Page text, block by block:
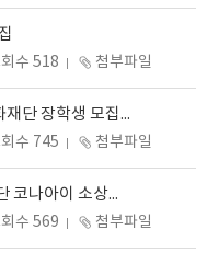
수 518 첨부파일
[교외장학] 2026학년도 2학기 해성문화재단 장학생 모집 (~07.30.(목)까지)
수 745 첨부파일
[교외장학] 2026년 화성시인재육성재단 코나아이 소상공인 장학생 모집
수 569 첨부파일